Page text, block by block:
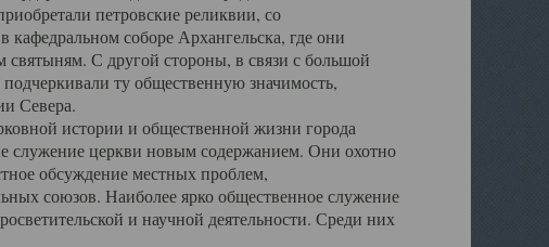
петровские реликвии, со
соборе Архангельска, где они
святыням. С другой стороны, в связи с большой
ту общественную значимость,
Севера.
истории и общественной жизни города
служение церкви новым содержанием. Они охотно
обсуждение местных проблем,
союзов. Наиболее ярко общественное служение
и научной деятельности. Среди них